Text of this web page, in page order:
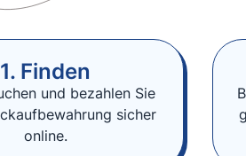
1. Finden
und bezahlen Sie
sicher
online.